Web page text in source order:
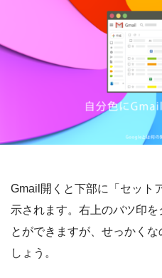
Gmail開くと下部に「セット
示されます。右上のバツ印
とができますが、せっかく
しょう。